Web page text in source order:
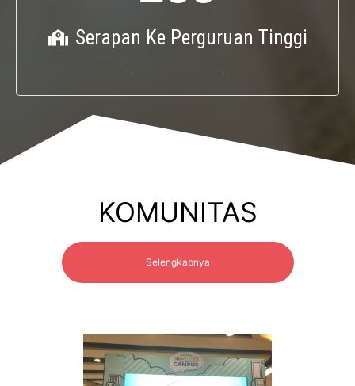
Serapan Ke Perguruan Tinggi
KOMUNITAS
Selengkapnya